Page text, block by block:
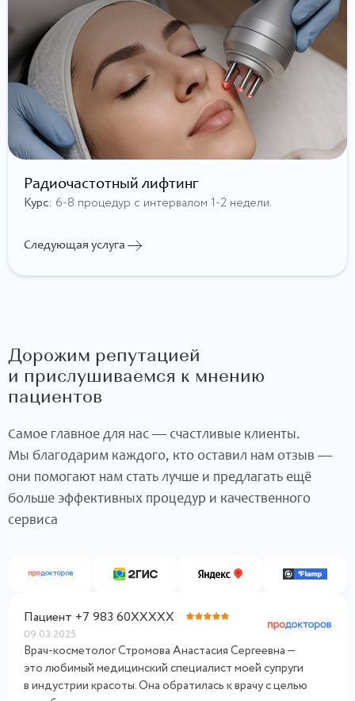
Радиочастотный лифтинг
Курс: 6-8 процедур с интервалом 1-2 недели.
Следующая услуга
Дорожим репутацией
и прислушиваемся к мнению
пациентов
Самое главное для нас — счастливые клиенты.
Мы благодарим каждого, кто оставил нам отзыв —
они помогают нам стать лучше и предлагать ещё
больше эффективных процедур и качественного
сервиса
Пациент +7 983 60XXXXX
09.03.2025
Врач-косметолог Стромова Анастасия Сергеевна —
это любимый медицинский специалист моей супруги
в индустрии красоты. Она обратилась к врачу с целью